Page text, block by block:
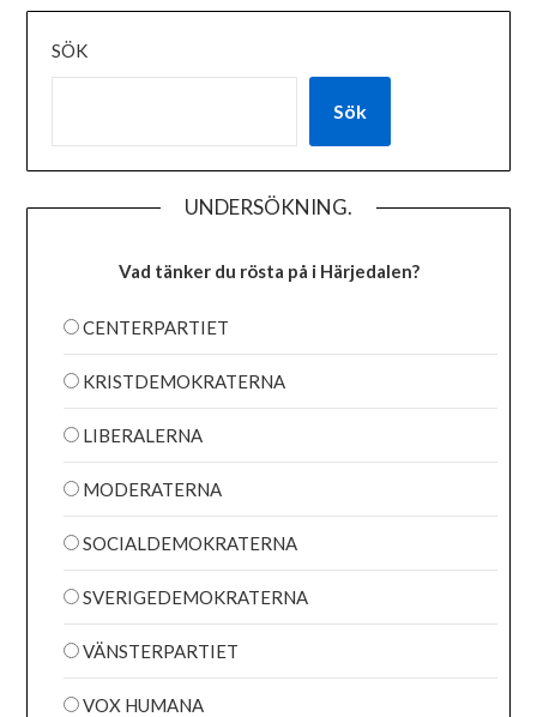
SÖK
Sök
UNDERSÖKNING.
Vad tänker du rösta på i Härjedalen?
CENTERPARTIET
KRISTDEMOKRATERNA
LIBERALERNA
MODERATERNA
SOCIALDEMOKRATERNA
SVERIGEDEMOKRATERNA
VÄNSTERPARTIET
VOX HUMANA